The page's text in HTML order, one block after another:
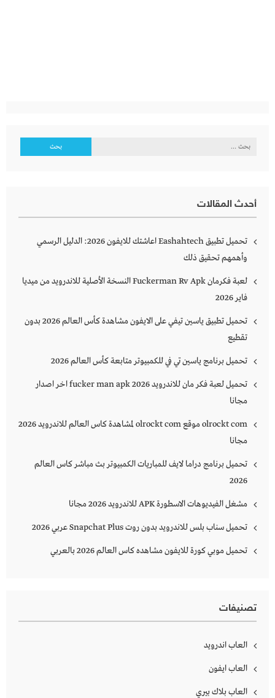
البحث
أحدث المقالات
تحميل تطبيق Eashahtech اعاشتك للايفون 2026: الدليل الرسمي
وأهمهم تحقيق ذلك
لعبة فكرمان Fuckerman Rv Apk النسخة الأصلية للاندرويد من ميديا
فاير 2026
تحميل تطبيق ياسين تيفي على الايفون مشاهدة كأس العالم 2026 بدون
تقطيع
تحميل برنامج ياسين تي في للكمبيوتر متابعة كأس العالم 2026
تحميل لعبة فكر مان للاندرويد 2026 fucker man apk اخر اصدار
مجانا
olrockt com موقع olrockt com لمشاهدة كاس العالم للاندرويد 2026
مجانا
تحميل برنامج دراما لايف للمباريات الكمبيوتر بث مباشر كاس العالم
2026
مشغل الفيديوهات الاسطورة APK للاندرويد 2026 مجانا
تحميل سناب بلس للاندرويد بدون روت Snapchat Plus‏ عربي 2026
تحميل موبي كورة للايفون مشاهده كاس العالم 2026 بالعربي
تصنيفات
العاب اندرويد
العاب ايفون
العاب بلاك بيري